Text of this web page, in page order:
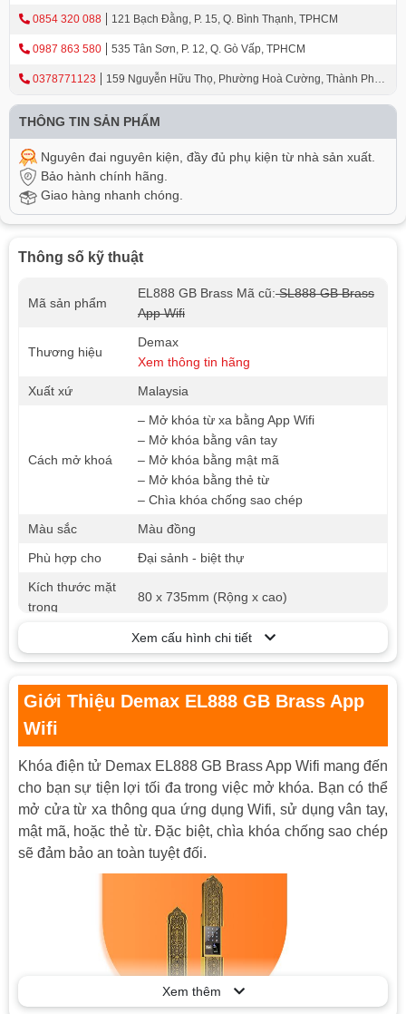
0854 320 088 121 Bạch Đằng, P. 15, Q. Bình Thạnh, TPHCM
0987 863 580 535 Tân Sơn, P. 12, Q. Gò Vấp, TPHCM
0378771123
159 Nguyễn Hữu Thọ, Phường Hoà Cường, Thành Phố
THÔNG TIN SẢN PHẨM
Nguyên đai nguyên kiện, đầy đủ phụ kiện từ nhà sản xuất.
Bảo hành chính hãng.
Giao hàng nhanh chóng.
Thông số kỹ thuật
Mã sản phẩm
EL888 GB Brass Mã cũ:SL888 GB Brass
App Wifi
Thương hiệu
Demax
Xem thông tin hãng
Xuất xứ
Malaysia
Cách mở khoá
– Mở khóa từ xa bằng App Wifi
– Mở khóa bằng vân tay
– Mở khóa bằng mật mã
– Mở khóa bằng thẻ từ
– Chìa khóa chống sao chép
Màu sắc
Màu đồng
Phù hợp cho
Đại sảnh - biệt thự
Kích thước mặt
trong
80 x 735mm (Rộng x cao)
ngoài
80 x 735mm (Rộng x cao)
Khả năng lưu
– Số vân tay: 100
– Số thẻ từ (cài đặt, sử dụng): 100
Tính năng
FPC – Thụy Điển
– Chức năng thoát hiểm từ bên trong
– Tay nắm đổi chiều Phải – Trái
– Cảnh báo đột nhập
– Vô hiệu hóa thẻ bị mật
– Chức năng cập nhật thông tin
– Nhắc nhở pin yếu
Đồng thau nguyên chất
– Thân khóa thép SUS 304
6V R6 AA(4 pin AA)
5V-2A, Micro USB
Xem cấu hình chi tiết
Giới Thiệu Demax EL888 GB Brass App
Wifi
Khóa điện tử Demax EL888 GB Brass App Wifi mang đến
cho bạn sự tiện lợi tối đa trong việc mở khóa. Bạn có thể
mở cửa từ xa thông qua ứng dụng Wifi, sử dụng vân tay,
mật mã, hoặc thẻ từ. Đặc biệt, chìa khóa chống sao chép
sẽ đảm bảo an toàn tuyệt đối.
Xem thêm